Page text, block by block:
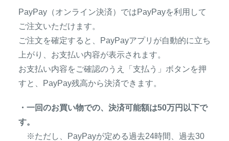
PayPay（オンライン決済）ではPayPayを利用して
ご注文いただけます。
ご注文を確定すると、PayPayアプリが自動的に立ち
上がり、お支払い内容が表示されます。
お支払い内容をご確認のうえ「支払う」ボタンを押
すと、PayPay残高から決済できます。
・一回のお買い物での、決済可能額は50万円以下で
す。
※ただし、PayPayが定める過去24時間、過去30